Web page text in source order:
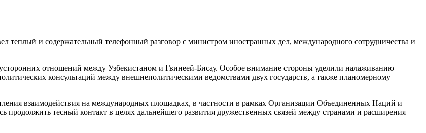
теплый и содержательный телефонный разговор с министром иностранных дел, международного сотрудничества и
отношений между Узбекистаном и Гвинеей-Бисау. Особое внимание стороны уделили налаживанию
консультаций между внешнеполитическими ведомствами двух государств, а также планомерному
взаимодействия на международных площадках, в частности в рамках Организации Объединенных Наций и
тесный контакт в целях дальнейшего развития дружественных связей между странами и расширения